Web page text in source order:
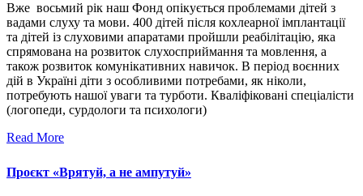
Вже восьмий рік наш Фонд опікується проблемами дітей з
вадами слуху та мови. 400 дітей після кохлеарної імплантації
та дітей із слуховими апаратами пройшли реабілітацію, яка
спрямована на розвиток слухосприймання та мовлення, а
також розвиток комунікативних навичок. В період воєнних
дій в Україні діти з особливими потребами, як ніколи,
потребують нашої уваги та турботи. Кваліфіковані спеціалісти
(логопеди, сурдологи та психологи)
Read More
Проєкт «Врятуй, а не ампутуй»